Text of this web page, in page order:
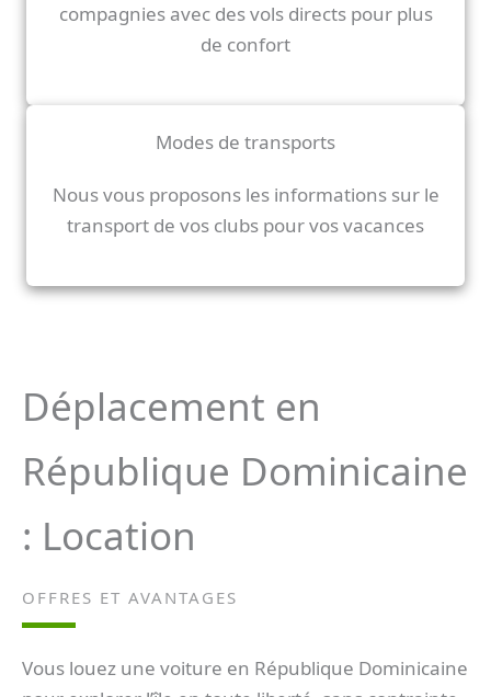
compagnies avec des vols directs pour plus
de confort
Modes de transports
Nous vous proposons les informations sur le
transport de vos clubs pour vos vacances
Déplacement en
République Dominicaine
: Location
OFFRES ET AVANTAGES
Vous louez une voiture en République Dominicaine